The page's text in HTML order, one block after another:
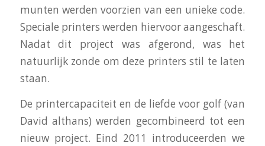
munten werden voorzien van een unieke code.
Speciale printers werden hiervoor aangeschaft.
Nadat dit project was afgerond, was het
natuurlijk zonde om deze printers stil te laten
staan.
De printercapaciteit en de liefde voor golf (van
David althans) werden gecombineerd tot een
nieuw project. Eind 2011 introduceerden we